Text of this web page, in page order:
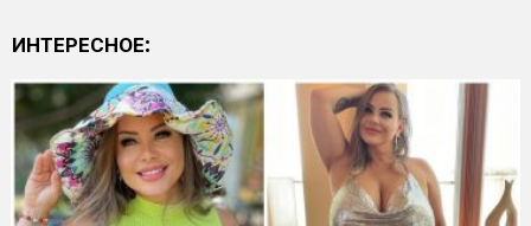
ИНТЕРЕСНОЕ: